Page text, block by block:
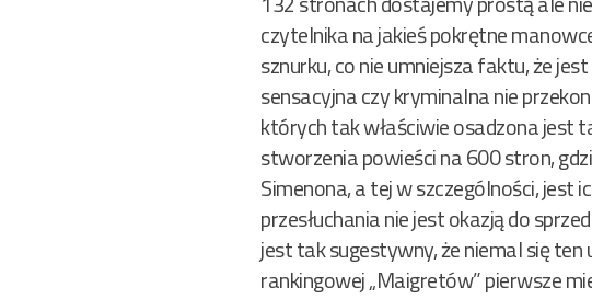
czytelnika na jakieś pokrętne
sznurku, co nie umniejsza faktu, że
sensacyjna czy kryminalna nie
których tak właściwie osadzona jest
stworzenia powieści na 600 stron,
Simenona, a tej w szczególności, jest
przesłuchania nie jest okazją do
jest tak sugestywny, że niemal się
rankingowej „Maigretów” pierwsze